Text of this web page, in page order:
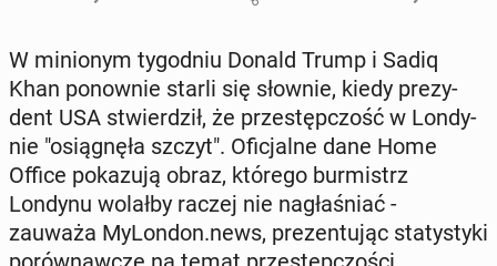
W mi­nio­nym ty­go­dniu Donald Trump i Sadiq
Khan po­now­nie starli się słownie, kiedy pre­zy­
dent USA stwier­dził, że prze­stęp­czość w Lon­dy­
nie "osią­gnę­ła szczyt". Ofi­cjal­ne dane Home
Office po­ka­zu­ją obraz, którego bur­mistrz
Londynu wolałby raczej nie na­gła­śniać -
zauważa My­Lon­don.news, pre­zen­tu­jąc sta­ty­sty­ki